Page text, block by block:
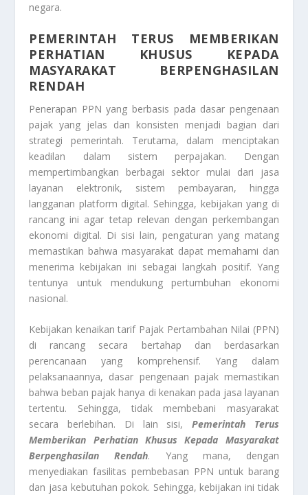
negara.
PEMERINTAH TERUS MEMBERIKAN
PERHATIAN KHUSUS KEPADA
MASYARAKAT BERPENGHASILAN
RENDAH
Penerapan PPN yang berbasis pada dasar pengenaan
pajak yang jelas dan konsisten menjadi bagian dari
strategi pemerintah. Terutama, dalam menciptakan
keadilan dalam sistem perpajakan. Dengan
mempertimbangkan berbagai sektor mulai dari jasa
layanan elektronik, sistem pembayaran, hingga
langganan platform digital. Sehingga, kebijakan yang di
rancang ini agar tetap relevan dengan perkembangan
ekonomi digital. Di sisi lain, pengaturan yang matang
memastikan bahwa masyarakat dapat memahami dan
menerima kebijakan ini sebagai langkah positif. Yang
tentunya untuk mendukung pertumbuhan ekonomi
nasional.
Kebijakan kenaikan tarif Pajak Pertambahan Nilai (PPN)
di rancang secara bertahap dan berdasarkan
perencanaan yang komprehensif. Yang dalam
pelaksanaannya, dasar pengenaan pajak memastikan
bahwa beban pajak hanya di kenakan pada jasa layanan
tertentu. Sehingga, tidak membebani masyarakat
secara berlebihan. Di lain sisi, Pemerintah Terus
Memberikan Perhatian Khusus Kepada Masyarakat
Berpenghasilan Rendah. Yang mana, dengan
menyediakan fasilitas pembebasan PPN untuk barang
dan jasa kebutuhan pokok. Sehingga, kebijakan ini tidak